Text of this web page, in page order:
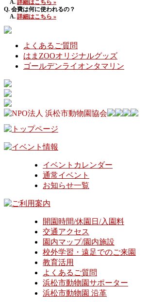
A. 詳細はこちら »
Q. 会費は何に使われるの？
A. 詳細はこちら »
よくあるご質問
はまZOOオリジナルグッズ
ゴールデンライオンタマリン
イベントカレンダー
通常イベント
お知らせ一覧
開園時間/休園日/入園料
交通アクセス
園内マップ/園内施設
校外学習・遠足でのご来園
教育活用
よくあるご質問
浜松市動物園サポーター
浜松市動物園 沿革